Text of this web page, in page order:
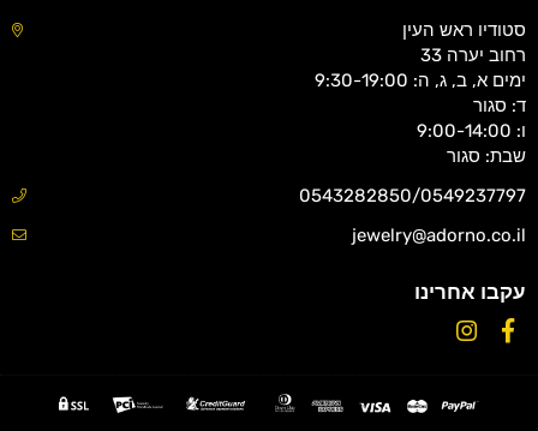
סטודיו ראש העין
רחוב יערה 33
ימים א, ב, ג, ה: 9:30-19:00
ד: סגור
ו: 9:00-14:00
שבת: סגור
0543282850/0549237797
jewelry@adorno.co.il
עקבו אחרינו
Facebook
Instagram